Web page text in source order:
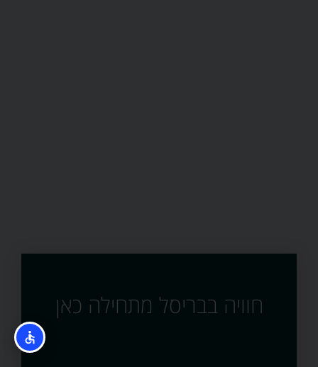
חוויה בבריסל מתחילה כאן